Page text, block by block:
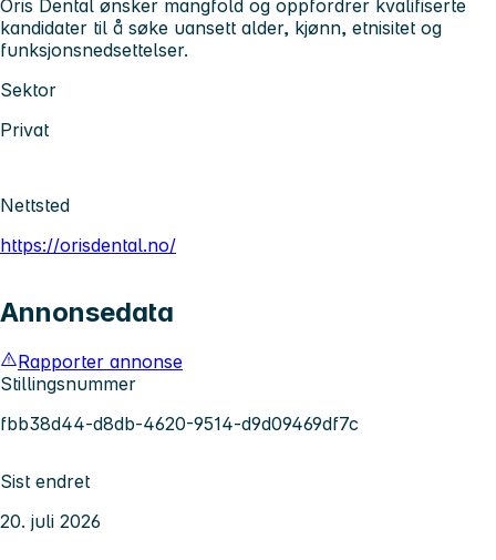
Oris Dental ønsker mangfold og oppfordrer kvalifiserte
kandidater til å søke uansett alder, kjønn, etnisitet og
funksjonsnedsettelser.
Sektor
Privat
Nettsted
https://orisdental.no/
Annonsedata
Rapporter annonse
Stillingsnummer
fbb38d44-d8db-4620-9514-d9d09469df7c
Sist endret
20. juli 2026